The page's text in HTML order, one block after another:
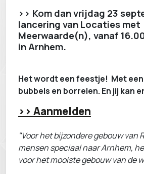
>> Kom dan vrijdag 23
lancering van Locaties met
Meerwaarde(n), vanaf
in Arnhem.
Het wordt een feestje! Met
bubbels en borrelen. En jij kan
>> Aanmelden
"Voor het bijzondere gebouw van
mensen speciaal naar Arnhem,
voor het mooiste gebouw van de